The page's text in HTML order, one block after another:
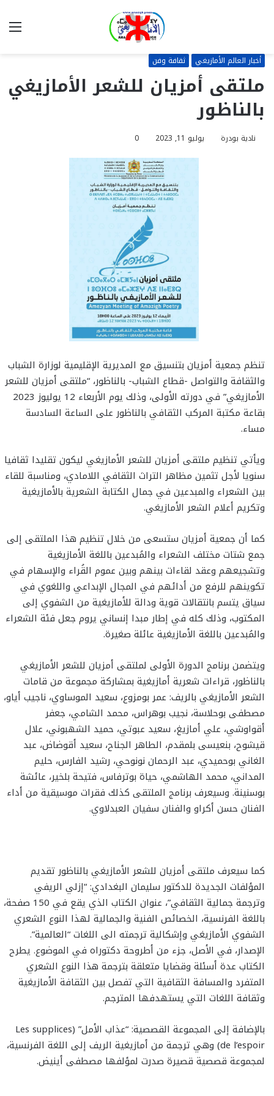
أخبار العالم الأمازيغي ثقافة وفن
ملتقى أمزيان للشعر الأمازيغي
بالناظور
نادية بودرة يوليو 11, 2023 0
تنظم جمعية أمزيان بتنسيق مع المديرية الإقليمية لوزارة الشباب
والثقافة والتواصل -قطاع الشباب- بالناظور، “ملتقى أمزيان للشعر
الأمازيغي” في دورته الأولى، وذلك يوم الأربعاء 12 يوليوز 2023
بقاعة مكتبة المركب الثقافي بالناظور على الساعة السادسة
مساء.
ويأتي تنظيم ملتقى أمزيان للشعر الأمازيغي ليكون تقليدا ثقافيا
سنويا لأجل تثمين مظاهر التراث الثقافي اللامادي، ومناسبة للقاء
بين الشعراء والمبدعين في جمال الكتابة الشعرية بالأمازيغية
وتكريم أعلام الشعر الأمازيغي.
كما أن جمعية أمزيان ستسعى من خلال تنظيم هذا الملتقى إلى
جمع شتات مختلف الشعراء والمُبدعين باللغة الأمازيغية
وتشجيعهم وعقد لقاءات بينهم وبين عموم القُراء والإسهام في
تكوينهم للرفع من أدائهم في المجال الإبداعي واللغوي في
سياق يتسم بانتقالات قوية ودالة للأمازيغية من الشفوي إلى
المكتوب، وذلك كله في إطار مبدا إنساني يروم جعل فئة الشعراء
والمُبدعين باللغة الأمازيغية عائلة صغيرة.
ويتضمن برنامج الدورة الأولى لملتقى أمزيان للشعر الأمازيغي
بالناظور، قراءات شعرية أمازيغية بمشاركة مجموعة من قامات
الشعر الأمازيغي بالريف: عمر بومزوع، سعيد الموساوي، ناجيب أياو،
مصطفى بوحلاسة، نجيب بوهراس، محمد الشامي، جعفر
أقواوشي، علي أمازيغ، سعيد عبوتي، حميد الشهبوني، علال
قيشوح، بنعيسى بلمقدم، الطاهر الجناح، سعيد أقوضاض، عبد
الغاني بوحميدي، عبد الرحمان نونوحي، رشيد الفارس، حليم
المداني، محمد الهاشمي، حياة بوترفاس، فتيحة بلخير، عائشة
بوسنينة. وسيعرف برنامج الملتقى كذلك فقرات موسيقية من أداء
الفنان حسن أكراو والفنان سفيان العبدلاوي.
كما سيعرف ملتقى أمزيان للشعر الأمازيغي بالناظور تقديم
المؤلفات الجديدة للدكتور سليمان البغدادي: “إزلي الريفي
وترجمة جمالية الثقافي”، عنوان الكتاب الذي يقع في 150 صفحة،
باللغة الفرنسية، الخصائص الفنية والجمالية لهذا النوع الشعري
الشفوي الأمازيغي وإشكالية ترجمته الى اللغات “العالمية”.
الإصدار، في الأصل، جزء من أطروحة دكتوراه في الموضوع. يطرح
الكتاب عدة أسئلة وقضايا متعلقة بترجمة هذا النوع الشعري
المتفرد والمسافة الثقافية التي تفصل بين الثقافة الأمازيغية
وثقافة اللغات التي يستهدفها المترجم.
بالإضافة إلى المجموعة القصصية: “عذاب الأمل” (Les supplices
de l’espoir) وهي ترجمة من أمازيغية الريف إلى اللغة الفرنسية،
لمجموعة قصصية قصيرة صدرت لمؤلفها مصطفى أينيض.